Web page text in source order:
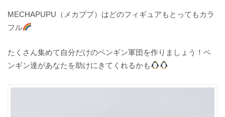
MECHAPUPU（メカププ）はどのフィギュアもとってもカラ
フル
たくさん集めて自分だけのペンギン軍団を作りましょう！ペ
ンギン達があなたを助けにきてくれるかも